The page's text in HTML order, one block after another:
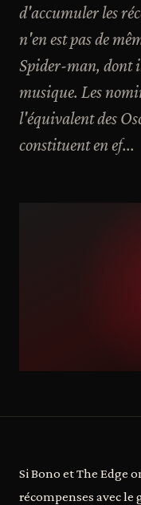
d'accumuler les
n'en est pas de
Spider-man, dont
musique. Les
l'équivalent des
constituent en ef...
Si Bono et The Edge
récompenses avec le